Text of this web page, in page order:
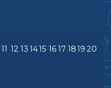
11 12 13 1415 16 17 1819 20